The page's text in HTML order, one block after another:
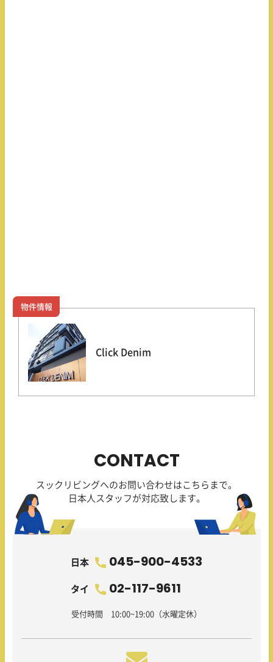
物件情報
Click Denim
CONTACT
スックリビングへのお問い合わせはこちらまで。
日本人スタッフが対応致します。
日本 045-900-4533
タイ 02-117-9611
受付時間 10:00~19:00（水曜定休）